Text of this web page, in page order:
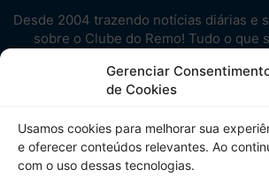
Gerenciar
de Cookies
Usamos cookies para melhorar sua
e oferecer conteúdos relevantes. Ao
com o uso dessas tecnologias.
Desde 2004 trazendo notícias diárias e
sobre o Clube do Remo! Tudo o que
Aproveite! Site não-
SIGA-NOS